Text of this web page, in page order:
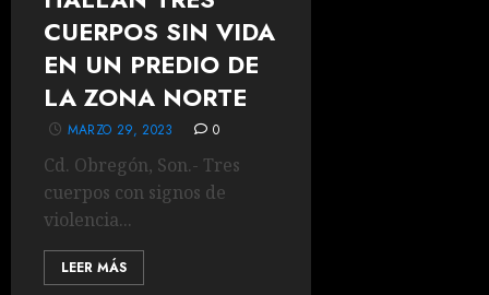
CUERPOS SIN VIDA
EN UN PREDIO DE
LA ZONA NORTE
MARZO 29, 2023 0
Cd. Obregón, Son.- Tres
cuerpos con signos de
violencia...
LEER MÁS